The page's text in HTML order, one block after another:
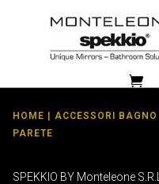

HOME | ACCESSORI BAGNO
PARETE
SPEKKIO BY Monteleone S.R.L.